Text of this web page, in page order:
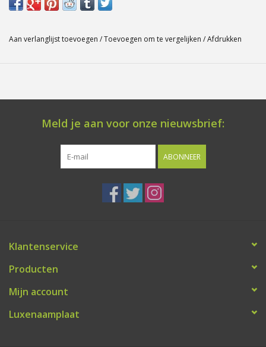
zeker weten! Afmetingen: 80 mm x 12 mm x 1.6 mm
Aan verlanglijst toevoegen /Toevoegen om te vergelijken /Afdrukken
Meld je aan voor onze nieuwsbrief:
ABONNEER
Klantenservice
Producten
Mijn account
Luxenaamplaat